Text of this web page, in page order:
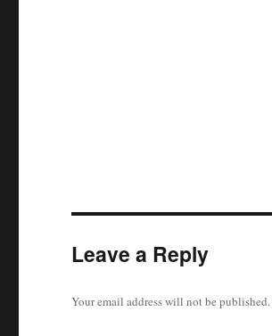
Leave a Reply
Your email address will not be published.